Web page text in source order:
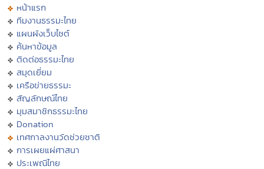
หน้าแรก
ทีมงานธรรมะไทย
แผนผังเว็บไซต์
ค้นหาข้อมูล
ติดต่อธรรมะไทย
สมุดเยี่ยม
เครือข่ายธรรมะ
สัญลักษณ์ไทย
มุมสมาชิกธรรมะไทย
Donation
เทศกาลงานวัดช่วยชาติ
การเผยแผ่ศาสนา
ประเพณีไทย